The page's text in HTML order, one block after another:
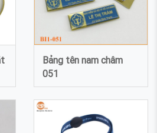
Bảng tên nam châm
051